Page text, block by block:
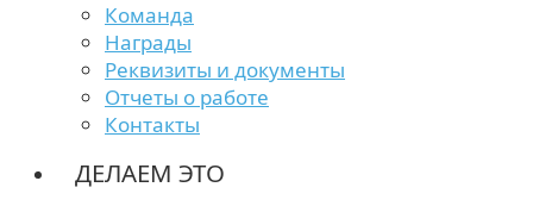
Команда
Награды
Реквизиты и документы
Отчеты о работе
Контакты
ДЕЛАЕМ ЭТО